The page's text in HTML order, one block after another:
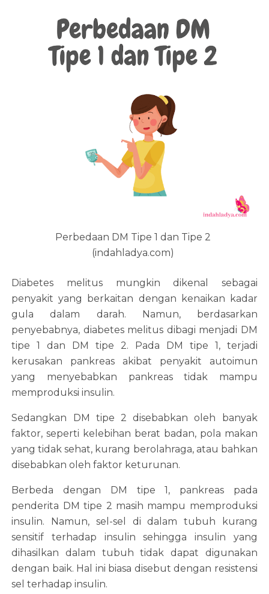
Perbedaan DM Tipe 1 dan Tipe 2
(indahladya.com)
Diabetes melitus mungkin dikenal sebagai
penyakit yang berkaitan dengan kenaikan kadar
gula dalam darah. Namun, berdasarkan
penyebabnya, diabetes melitus dibagi menjadi DM
tipe 1 dan DM tipe 2. Pada DM tipe 1, terjadi
kerusakan pankreas akibat penyakit autoimun
yang menyebabkan pankreas tidak mampu
memproduksi insulin.
Sedangkan DM tipe 2 disebabkan oleh banyak
faktor, seperti kelebihan berat badan, pola makan
yang tidak sehat, kurang berolahraga, atau bahkan
disebabkan oleh faktor keturunan.
Berbeda dengan DM tipe 1, pankreas pada
penderita DM tipe 2 masih mampu memproduksi
insulin. Namun, sel-sel di dalam tubuh kurang
sensitif terhadap insulin sehingga insulin yang
dihasilkan dalam tubuh tidak dapat digunakan
dengan baik. Hal ini biasa disebut dengan resistensi
sel terhadap insulin.